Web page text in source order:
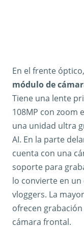
En el frente
módulo de
Tiene una lente
108MP con zoom
una unidad ultra
AI. En la parte
cuenta con una
soporte para
lo convierte en
vloggers. La
ofrecen
cámara frontal.